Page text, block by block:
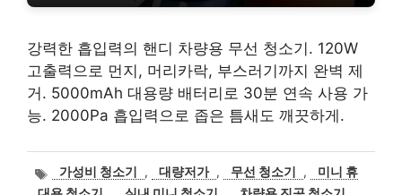
강력한 흡입력의 핸디 차량용 무선 청소기. 120W
고출력으로 먼지, 머리카락, 부스러기까지 완벽 제
거. 5000mAh 대용량 배터리로 30분 연속 사용 가
능. 2000Pa 흡입력으로 좁은 틈새도 깨끗하게.
태
그
가성비 청소기 , 대량저가 , 무선 청소기 ,
미니 휴